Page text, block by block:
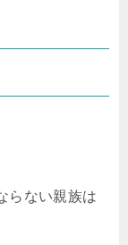
らない親族は